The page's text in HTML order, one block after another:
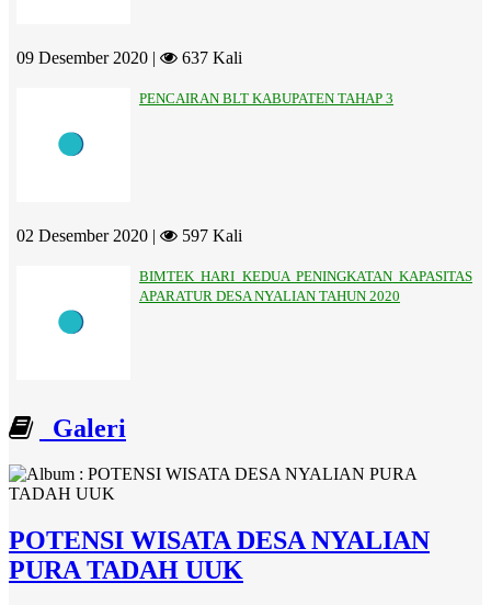
09 Desember 2020 | 637 Kali
PENCAIRAN BLT KABUPATEN TAHAP 3
02 Desember 2020 | 597 Kali
BIMTEK HARI KEDUA PENINGKATAN KAPASITAS
APARATUR DESA NYALIAN TAHUN 2020
Galeri
POTENSI WISATA DESA NYALIAN
PURA TADAH UUK